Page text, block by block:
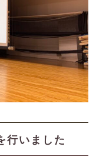
行いました